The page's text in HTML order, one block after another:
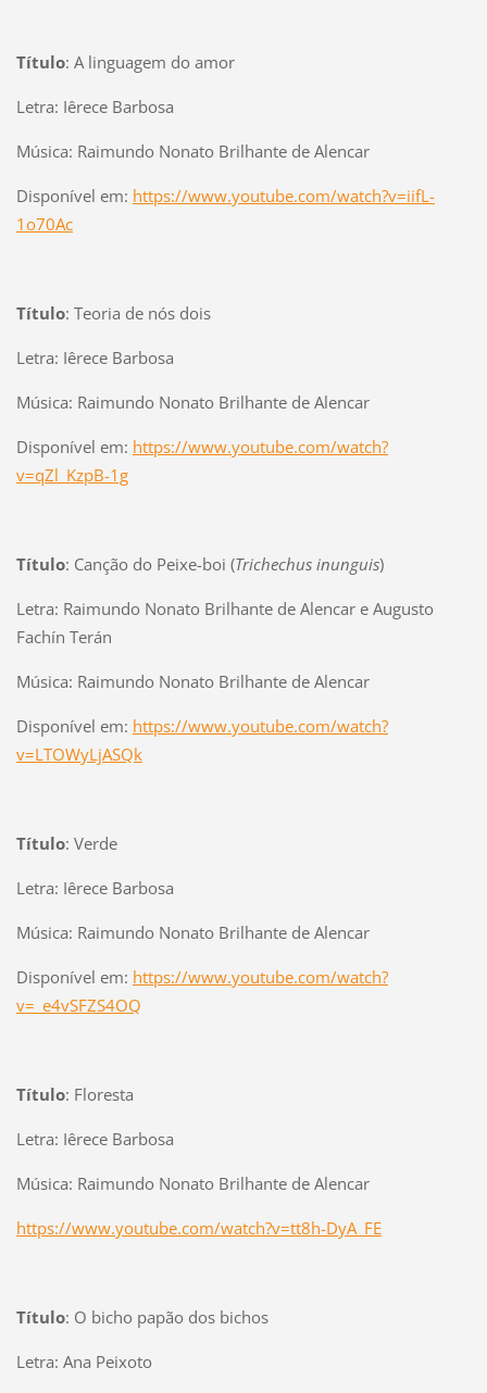
Título: A linguagem do amor
Letra: Iêrece Barbosa
Música: Raimundo Nonato Brilhante de Alencar
Disponível em: https://www.youtube.com/watch?v=iifL-
1o70Ac
Título: Teoria de nós dois
Letra: Iêrece Barbosa
Música: Raimundo Nonato Brilhante de Alencar
Disponível em: https://www.youtube.com/watch?
v=qZl_KzpB-1g
Título: Canção do Peixe-boi (Trichechus inunguis)
Letra: Raimundo Nonato Brilhante de Alencar e Augusto
Fachín Terán
Música: Raimundo Nonato Brilhante de Alencar
Disponível em: https://www.youtube.com/watch?
v=LTOWyLjASQk
Título: Verde
Letra: Iêrece Barbosa
Música: Raimundo Nonato Brilhante de Alencar
Disponível em: https://www.youtube.com/watch?
v=_e4vSFZS4OQ
Título: Floresta
Letra: Iêrece Barbosa
Música: Raimundo Nonato Brilhante de Alencar
https://www.youtube.com/watch?v=tt8h-DyA_FE
Título: O bicho papão dos bichos
Letra: Ana Peixoto